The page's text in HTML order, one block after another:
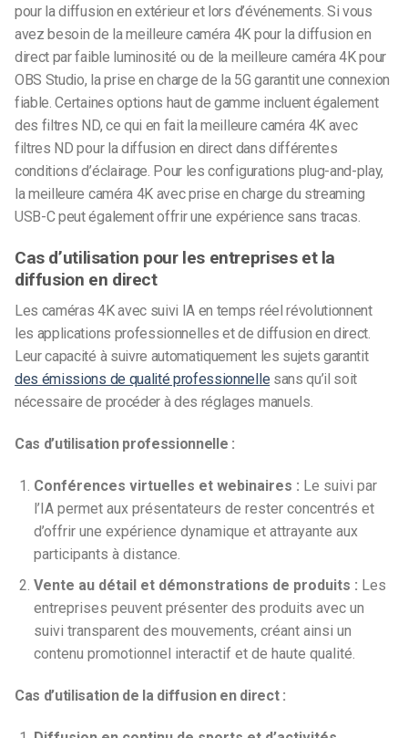
pour la diffusion en extérieur et lors d’événements. Si vous
avez besoin de la meilleure caméra 4K pour la diffusion en
direct par faible luminosité ou de la meilleure caméra 4K pour
OBS Studio, la prise en charge de la 5G garantit une connexion
fiable. Certaines options haut de gamme incluent également
des filtres ND, ce qui en fait la meilleure caméra 4K avec
filtres ND pour la diffusion en direct dans différentes
conditions d’éclairage. Pour les configurations plug-and-play,
la meilleure caméra 4K avec prise en charge du streaming
USB-C peut également offrir une expérience sans tracas.
Cas d’utilisation pour les entreprises et la
diffusion en direct
Les caméras 4K avec suivi IA en temps réel révolutionnent
les applications professionnelles et de diffusion en direct.
Leur capacité à suivre automatiquement les sujets garantit
des émissions de qualité professionnelle sans qu’il soit
nécessaire de procéder à des réglages manuels.
Cas d’utilisation professionnelle :
Conférences virtuelles et webinaires : Le suivi par
l’IA permet aux présentateurs de rester concentrés et
d’offrir une expérience dynamique et attrayante aux
participants à distance.
Vente au détail et démonstrations de produits : Les
entreprises peuvent présenter des produits avec un
suivi transparent des mouvements, créant ainsi un
contenu promotionnel interactif et de haute qualité.
Cas d’utilisation de la diffusion en direct :